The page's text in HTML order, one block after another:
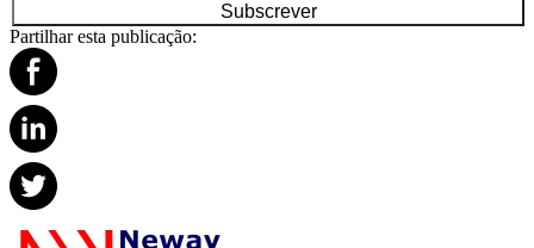
Subscrever
Partilhar esta publicação: